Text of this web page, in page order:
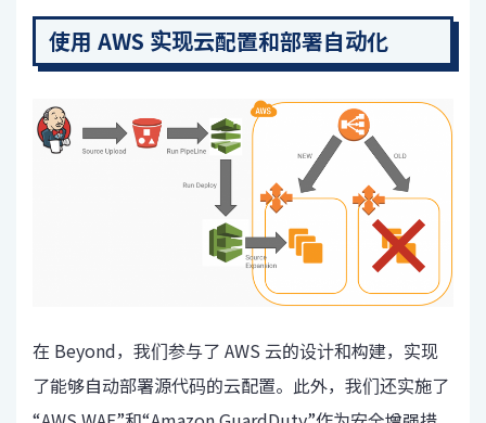
使用 AWS 实现云配置和部署自动化
在 Beyond，我们参与了 AWS 云的设计和构建，实现
了能够自动部署源代码的云配置。此外，我们还实施了